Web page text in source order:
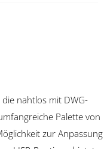
nahtlos mit DWG-
Palette von
zur Anpassung